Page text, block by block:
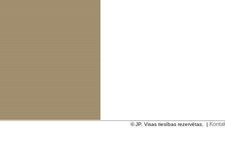
© JP. Visas tiesības rezervētas. |